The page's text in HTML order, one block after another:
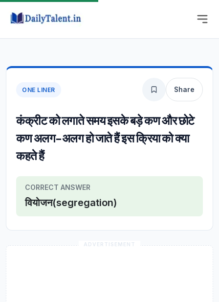
ONE LINER Share
कंक्रीट को लगाते समय इसके बड़े कण और छोटे
कण अलग-अलग हो जाते हैं इस क्रिया को क्या
कहते हैं
CORRECT ANSWER
वियोजन(segregation)